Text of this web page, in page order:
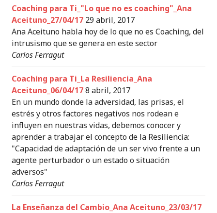
Coaching para Ti_"Lo que no es coaching"_Ana
Aceituno_27/04/17 29 abril, 2017
Ana Aceituno habla hoy de lo que no es Coaching, del
intrusismo que se genera en este sector
Carlos Ferragut
Coaching para Ti_La Resiliencia_Ana
Aceituno_06/04/178 abril, 2017
En un mundo donde la adversidad, las prisas, el
estrés y otros factores negativos nos rodean e
influyen en nuestras vidas, debemos conocer y
aprender a trabajar el concepto de la Resiliencia:
"Capacidad de adaptación de un ser vivo frente a un
agente perturbador o un estado o situación
adversos"
Carlos Ferragut
La Enseñanza del Cambio_Ana Aceituno_23/03/17